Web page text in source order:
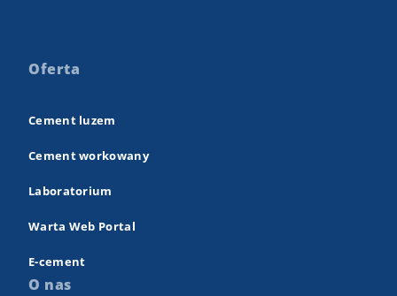
Oferta
Cement luzem
Cement workowany
Laboratorium
Warta Web Portal
E-cement
O nas